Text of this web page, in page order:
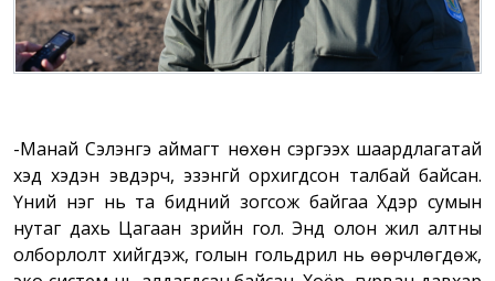
-Манай Сэлэнгэ аймагт нөхөн сэргээх шаардлагатай
хэд хэдэн эвдэрч, эзэнгүй орхигдсон талбай байсан.
Үүний нэг нь та бидний зогсож байгаа Хүдэр сумын
нутаг дахь Цагаан зүрийн гол. Энд олон жил алтны
олборлолт хийгдэж, голын гольдрил нь өөрчлөгдөж,